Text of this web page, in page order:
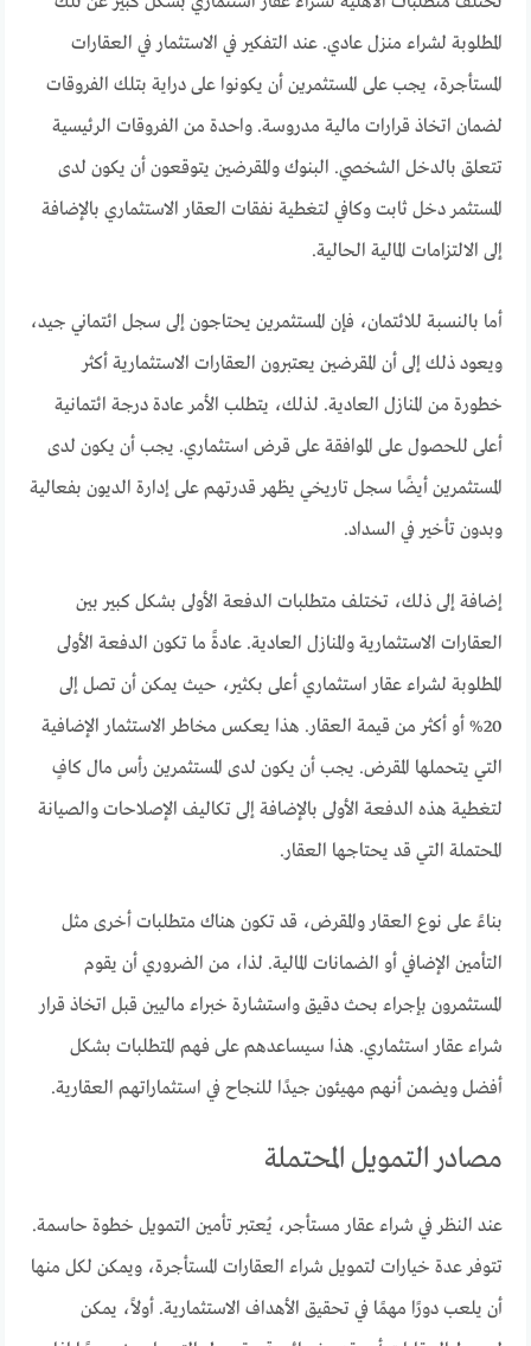
المطلوبة لشراء منزل عادي. عند التفكير في الاستثمار في العقارات
المستأجرة، يجب على المستثمرين أن يكونوا على دراية بتلك الفروقات
لضمان اتخاذ قرارات مالية مدروسة. واحدة من الفروقات الرئيسية
تتعلق بالدخل الشخصي. البنوك والمقرضين يتوقعون أن يكون لدى
المستثمر دخل ثابت وكافي لتغطية نفقات العقار الاستثماري بالإضافة
إلى الالتزامات المالية الحالية.
أما بالنسبة للائتمان، فإن المستثمرين يحتاجون إلى سجل ائتماني جيد،
ويعود ذلك إلى أن المقرضين يعتبرون العقارات الاستثمارية أكثر
خطورة من المنازل العادية. لذلك، يتطلب الأمر عادة درجة ائتمانية
أعلى للحصول على الموافقة على قرض استثماري. يجب أن يكون لدى
المستثمرين أيضًا سجل تاريخي يظهر قدرتهم على إدارة الديون بفعالية
وبدون تأخير في السداد.
إضافة إلى ذلك، تختلف متطلبات الدفعة الأولى بشكل كبير بين
العقارات الاستثمارية والمنازل العادية. عادةً ما تكون الدفعة الأولى
المطلوبة لشراء عقار استثماري أعلى بكثير، حيث يمكن أن تصل إلى
20% أو أكثر من قيمة العقار. هذا يعكس مخاطر الاستثمار الإضافية
التي يتحملها المقرض. يجب أن يكون لدى المستثمرين رأس مال كافٍ
لتغطية هذه الدفعة الأولى بالإضافة إلى تكاليف الإصلاحات والصيانة
المحتملة التي قد يحتاجها العقار.
بناءً على نوع العقار والمقرض، قد تكون هناك متطلبات أخرى مثل
التأمين الإضافي أو الضمانات المالية. لذا، من الضروري أن يقوم
المستثمرون بإجراء بحث دقيق واستشارة خبراء ماليين قبل اتخاذ قرار
شراء عقار استثماري. هذا سيساعدهم على فهم المتطلبات بشكل
أفضل ويضمن أنهم مهيئون جيدًا للنجاح في استثماراتهم العقارية.
مصادر التمويل المحتملة
عند النظر في شراء عقار مستأجر، يُعتبر تأمين التمويل خطوة حاسمة.
تتوفر عدة خيارات لتمويل شراء العقارات المستأجرة، ويمكن لكل منها
أن يلعب دورًا مهمًا في تحقيق الأهداف الاستثمارية. أولاً، يمكن